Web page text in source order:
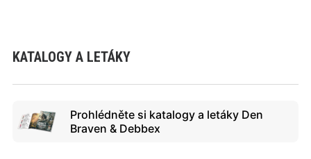
KATALOGY A LETÁKY
Prohlédněte si katalogy a letáky Den
Braven & Debbex